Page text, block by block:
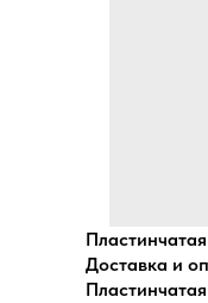
Доставка и